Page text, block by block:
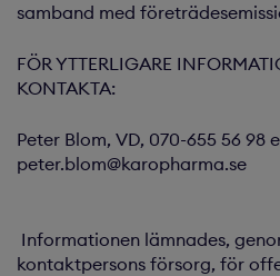
samband med
FÖR YTTERLIGARE
KONTAKTA:
Peter Blom, VD, 070-655 56 98
peter.blom@karopharma.se
Informationen lämnades,
kontaktpersons försorg, för